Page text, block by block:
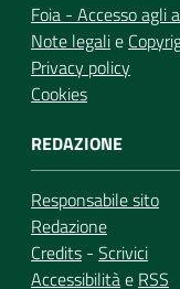
Foia - Accesso agli
Note legalie
Privacy policy
Cookies
REDAZIONE
Responsabile sito
Redazione
Credits - Scrivici
Accessibilitàe RSS